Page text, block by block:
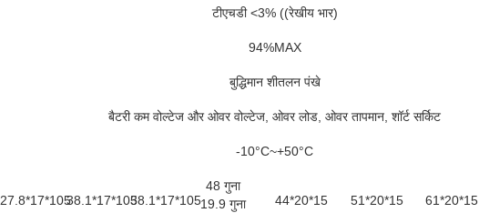
टीएचडी <3% ((रेखीय भार)
94%MAX
बुद्धिमान शीतलन पंखे
बैटरी कम वोल्टेज और ओवर वोल्टेज, ओवर लोड, ओवर तापमान, शॉर्ट सर्किट
-10°C~+50°C
27.8*17*10538.1*17*10538.1*17*105
48 गुना
19.9 गुना
44*20*15 51*20*15 61*20*15